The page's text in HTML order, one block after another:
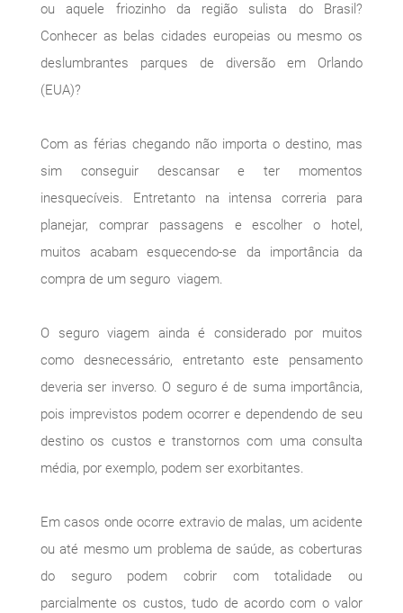
ou aquele friozinho da região sulista do Brasil?
Conhecer as belas cidades europeias ou mesmo os
deslumbrantes parques de diversão em Orlando
(EUA)?
Com as férias chegando não importa o destino, mas
sim conseguir descansar e ter momentos
inesquecíveis. Entretanto na intensa correria para
planejar, comprar passagens e escolher o hotel,
muitos acabam esquecendo-se da importância da
compra de um seguro viagem.
O seguro viagem ainda é considerado por muitos
como desnecessário, entretanto este pensamento
deveria ser inverso. O seguro é de suma importância,
pois imprevistos podem ocorrer e dependendo de seu
destino os custos e transtornos com uma consulta
média, por exemplo, podem ser exorbitantes.
Em casos onde ocorre extravio de malas, um acidente
ou até mesmo um problema de saúde, as coberturas
do seguro podem cobrir com totalidade ou
parcialmente os custos, tudo de acordo com o valor